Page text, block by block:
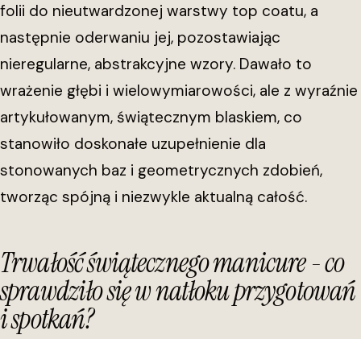
folii do nieutwardzonej warstwy top coatu, a
następnie oderwaniu jej, pozostawiając
nieregularne, abstrakcyjne wzory. Dawało to
wrażenie głębi i wielowymiarowości, ale z wyraźnie
artykułowanym, świątecznym blaskiem, co
stanowiło doskonałe uzupełnienie dla
stonowanych baz i geometrycznych zdobień,
tworząc spójną i niezwykle aktualną całość.
Trwałość świątecznego manicure - co
sprawdziło się w natłoku przygotowań
i spotkań?